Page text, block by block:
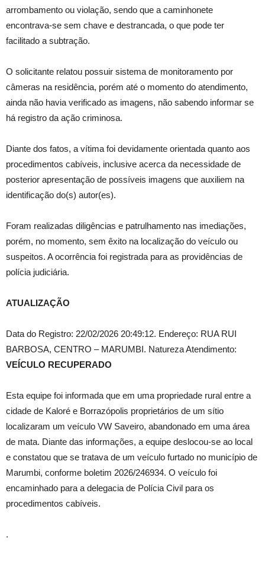
arrombamento ou violação, sendo que a caminhonete
encontrava-se sem chave e destrancada, o que pode ter
facilitado a subtração.
O solicitante relatou possuir sistema de monitoramento por
câmeras na residência, porém até o momento do atendimento,
ainda não havia verificado as imagens, não sabendo informar se
há registro da ação criminosa.
Diante dos fatos, a vítima foi devidamente orientada quanto aos
procedimentos cabíveis, inclusive acerca da necessidade de
posterior apresentação de possíveis imagens que auxiliem na
identificação do(s) autor(es).
Foram realizadas diligências e patrulhamento nas imediações,
porém, no momento, sem êxito na localização do veículo ou
suspeitos. A ocorrência foi registrada para as providências de
polícia judiciária.
ATUALIZAÇÃO
Data do Registro: 22/02/2026 20:49:12. Endereço: RUA RUI
BARBOSA, CENTRO – MARUMBI. Natureza Atendimento:
VEÍCULO RECUPERADO
Esta equipe foi informada que em uma propriedade rural entre a
cidade de Kaloré e Borrazópolis proprietários de um sítio
localizaram um veículo VW Saveiro, abandonado em uma área
de mata. Diante das informações, a equipe deslocou-se ao local
e constatou que se tratava de um veículo furtado no município de
Marumbi, conforme boletim 2026/246934. O veículo foi
encaminhado para a delegacia de Polícia Civil para os
procedimentos cabíveis.
.